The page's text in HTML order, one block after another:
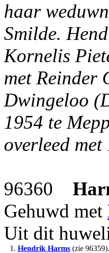
haar
Smilde.
Kornelis
met Reinder
Dwingeloo
1954 te
overleed
96360
Gehuwd met
Uit dit
1. Hendrik Harms (zie 96359).